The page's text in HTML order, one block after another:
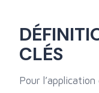
CLÉS
Pour